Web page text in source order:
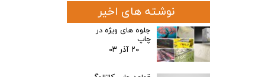
نوشته های اخیر
جلوه های ویژه در
چاپ
۲۰ آذر ۰۳